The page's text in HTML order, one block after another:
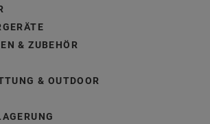
& ZUBEHÖR
& OUTDOOR